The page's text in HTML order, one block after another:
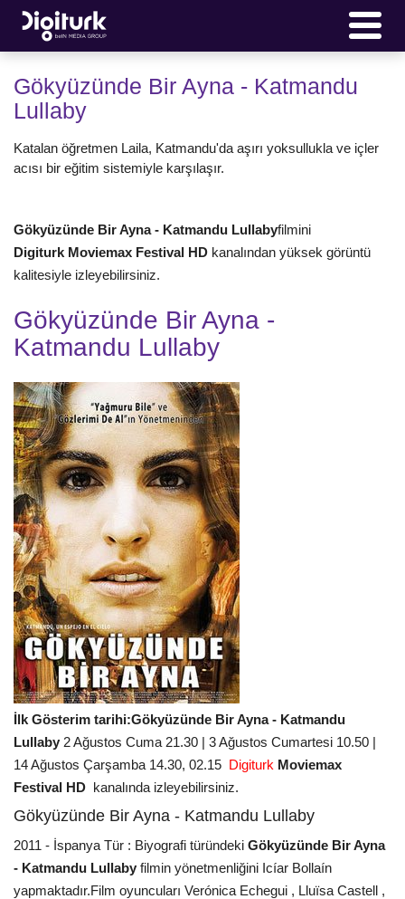
Gökyüzünde Bir Ayna - Katmandu
Lullaby
Katalan öğretmen Laila, Katmandu'da aşırı yoksullukla ve içler
acısı bir eğitim sistemiyle karşılaşır.
Gökyüzünde Bir Ayna - Katmandu Lullabyfilmini
Digiturk Moviemax Festival HD kanalından yüksek görüntü
kalitesiyle izleyebilirsiniz.
Gökyüzünde Bir Ayna -
Katmandu Lullaby
İlk Gösterim tarihi:Gökyüzünde Bir Ayna - Katmandu
Lullaby 2 Ağustos Cuma 21.30 | 3 Ağustos Cumartesi 10.50 |
14 Ağustos Çarşamba 14.30, 02.15 Digiturk Moviemax
Festival HD kanalında izleyebilirsiniz.
Gökyüzünde Bir Ayna - Katmandu Lullaby
2011 - İspanya Tür : Biyografi türündeki Gökyüzünde Bir Ayna
- Katmandu Lullaby filmin yönetmenliğini Icíar Bollaín
yapmaktadır.Film oyuncuları Verónica Echegui , Lluïsa Castell ,